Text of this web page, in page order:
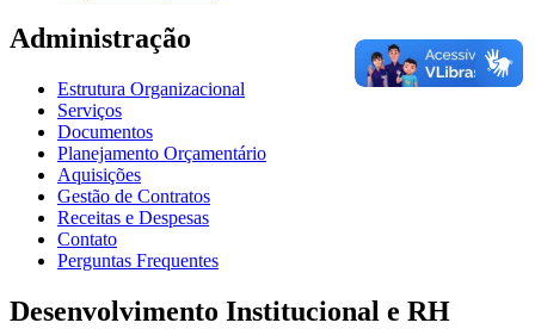
Administração
Estrutura Organizacional
Serviços
Documentos
Planejamento Orçamentário
Aquisições
Gestão de Contratos
Receitas e Despesas
Contato
Perguntas Frequentes
Desenvolvimento Institucional e RH